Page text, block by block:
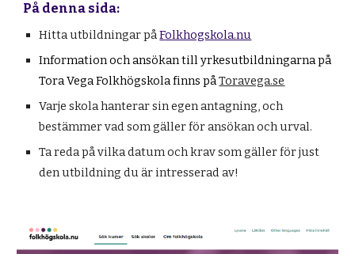
På denna sida:
Hitta utbildningar påFolkhogskola.nu
Information och ansökan till yrkesutbildningarna på
Tora Vega Folkhögskola finns påToravega.se
Varje skola hanterar sin egen antagning, och
bestämmer vad som gäller för ansökan och urval.
Ta reda på vilka datum och krav som gäller för just
den utbildning du är intresserad av!